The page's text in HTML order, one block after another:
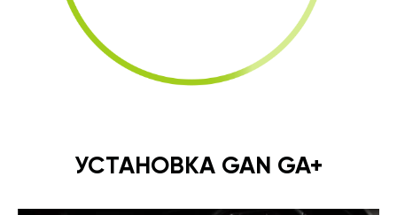
УСТАНОВКА GAN GA+